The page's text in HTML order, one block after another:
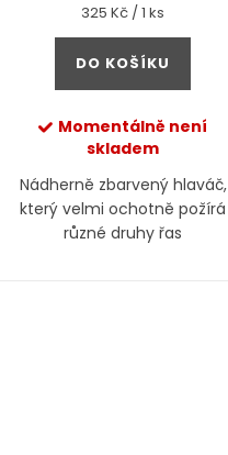
Měrná
cena:
325 Kč / 1 ks
DO KOŠÍKU
Momentálně není
skladem
Nádherně zbarvený hlaváč,
který velmi ochotně požírá
různé druhy řas